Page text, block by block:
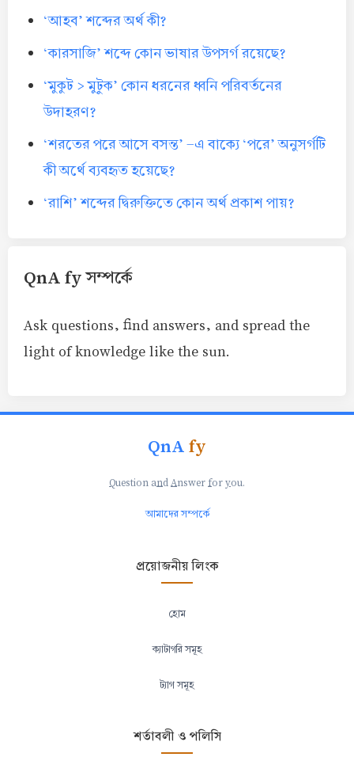
‘আহব’ শব্দের অর্থ কী?
‘কারসাজি’ শব্দে কোন ভাষার উপসর্গ রয়েছে?
‘মুকুট > মুটুক’ কোন ধরনের ধ্বনি পরিবর্তনের
উদাহরণ?
‘শরতের পরে আসে বসন্ত’ -এ বাক্যে ‘পরে’ অনুসর্গটি
কী অর্থে ব্যবহৃত হয়েছে?
‘রাশি’ শব্দের দ্বিরুক্তিতে কোন অর্থ প্রকাশ পায়?
QnA fy সম্পর্কে
Ask questions, find answers, and spread the
light of knowledge like the sun.
QnAfy
Question andAnswer foryou.
আমাদের সম্পর্কে
প্রয়োজনীয় লিংক
হোম
ক্যাটাগরি সমূহ
ট্যাগ সমূহ
শর্তাবলী ও পলিসি